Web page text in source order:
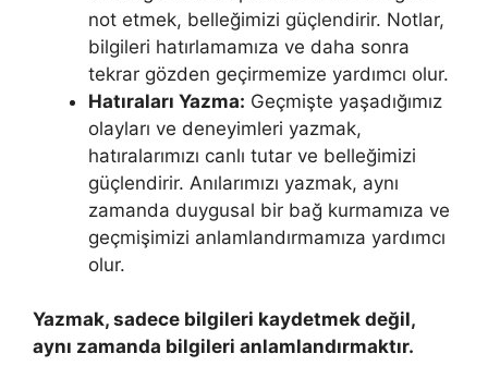
not etmek, belleğimizi güçlendirir. Notlar,
bilgileri hatırlamamıza ve daha sonra
tekrar gözden geçirmemize yardımcı olur.
Hatıraları Yazma: Geçmişte yaşadığımız
olayları ve deneyimleri yazmak,
hatıralarımızı canlı tutar ve belleğimizi
güçlendirir. Anılarımızı yazmak, aynı
zamanda duygusal bir bağ kurmamıza ve
geçmişimizi anlamlandırmamıza yardımcı
olur.
Yazmak, sadece bilgileri kaydetmek değil,
aynı zamanda bilgileri anlamlandırmaktır.